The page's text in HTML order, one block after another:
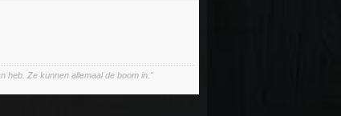
heb. Ze kunnen allemaal de boom in."